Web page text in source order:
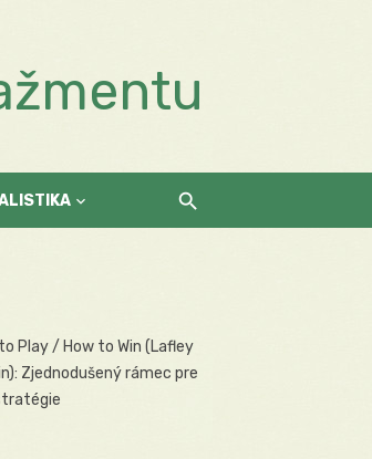
Play / How to Win (Lafley
Zjednodušený rámec pre